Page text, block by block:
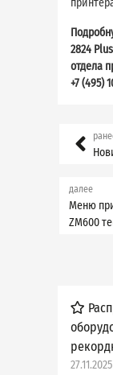
2824
отдела
+7 (495)
далее
Меню
ZM600
27.11.2025